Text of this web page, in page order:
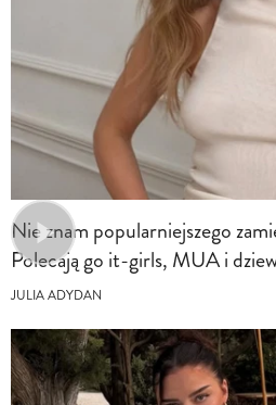
Nie znam popularniejszego
Polecają go it-girls, MUA i
JULIA ADYDAN